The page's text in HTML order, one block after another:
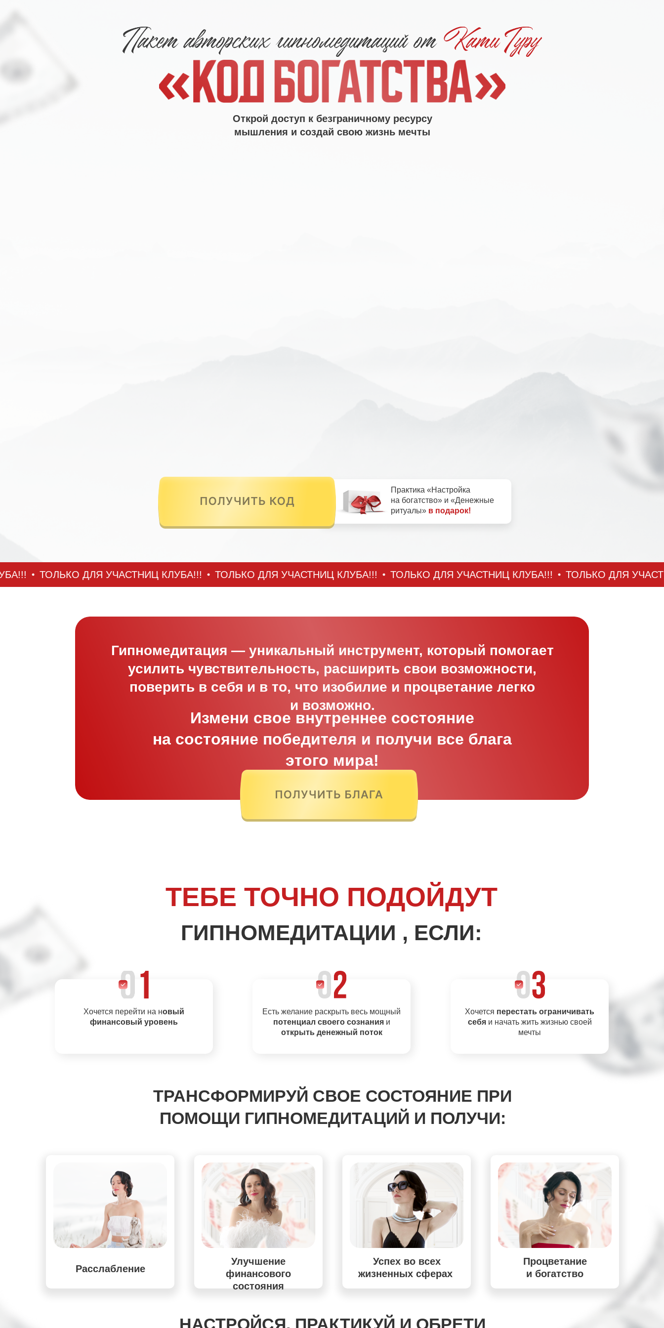
Практика «Настройка
на богатство» и «Денежные
ритуалы» в подарок!
Открой доступ к безграничному ресурсу
мышления и создай свою жизнь мечты
ТОЛЬКО ДЛЯ УЧАСТНИЦ КЛУБА!!! ТОЛЬКО ДЛЯ УЧАСТНИЦ КЛУБА!!! ТОЛЬКО ДЛЯ УЧАСТНИЦ КЛУБА!!! ТОЛЬКО ДЛЯ УЧАСТНИЦ
Измени свое внутреннее состояние
на состояние победителя и получи все блага
этого мира!
Гипномедитация — уникальный инструмент, который помогает
усилить чувствительность, расширить свои возможности,
поверить в себя и в то, что изобилие и процветание легко
и возможно.
Хочется перестать ограничивать
себяи начать жить жизнью своей
мечты
Есть желание раскрыть весь мощный
потенциал своего сознанияи
открыть денежный поток
Хочется перейти на новый
финансовый уровень
ТЕБЕ ТОЧНО ПОДОЙДУТ
ГИПНОМЕДИТАЦИИ , ЕСЛИ:
Процветание
и богатство
Успех во всех
жизненных сферах
Улучшение
финансового
состояния
Расслабление
ТРАНСФОРМИРУЙ СВОЕ СОСТОЯНИЕ ПРИ
ПОМОЩИ ГИПНОМЕДИТАЦИЙ И ПОЛУЧИ:
НАСТРОЙСЯ, ПРАКТИКУЙ И ОБРЕТИ